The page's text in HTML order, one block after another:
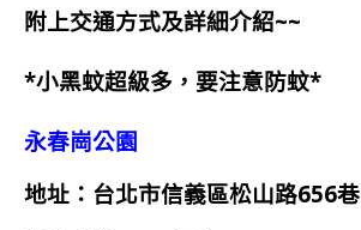
附上交通方式及詳細介紹~~
*小黑蚊超級多，要注意防蚊*
永春崗公園
地址：台北市信義區松山路656巷